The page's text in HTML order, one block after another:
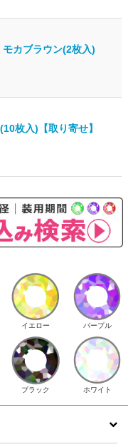
カブラウン(2枚入)
枚入)【取り寄せ】
イエロー パープル
ブラック ホワイト